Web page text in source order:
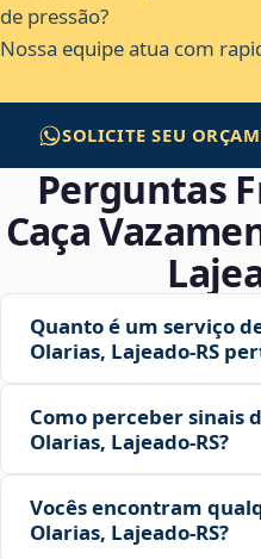
de pressão?
Nossa equipe atua com
SOLICITE SEU
Perguntas
Caça
Quanto é um serviço
Olarias, Lajeado‑RS
Como perceber sinais
Olarias, Lajeado‑RS?
Vocês encontram
Olarias, Lajeado‑RS?